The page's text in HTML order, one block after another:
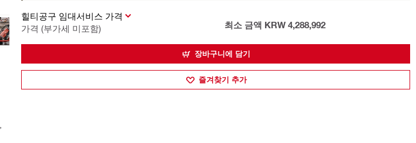
힐티공구 임대서비스 가격
가격 (부가세 미포함)
최소 금액 KRW 4,288,992
장바구니에 담기
즐겨찾기 추가